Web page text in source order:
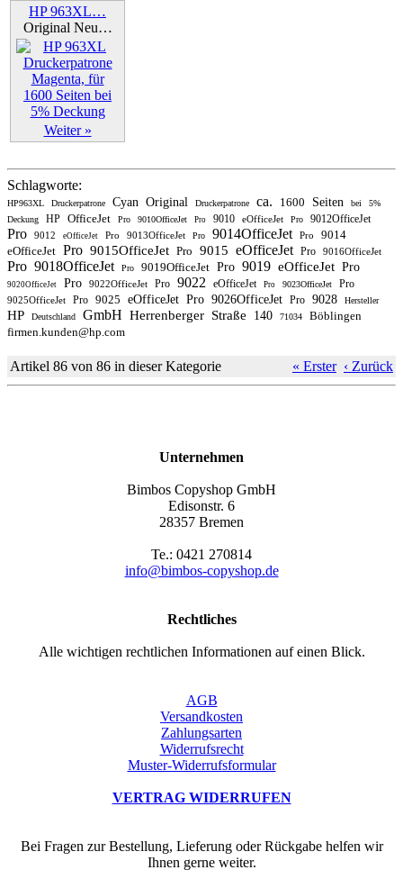
HP 963XL…
Original Neu…
Weiter »
Schlagworte:
HP963XL Druckerpatrone Cyan Original Druckerpatrone ca. 1600 Seiten bei
5%
Deckung
HP OfficeJet Pro 9010OfficeJet Pro 9010 eOfficeJet Pro 9012OfficeJet
Pro 9012 eOfficeJet Pro 9013OfficeJet Pro 9014OfficeJet Pro
9014
eOfficeJet Pro 9015OfficeJet Pro 9015 eOfficeJet Pro 9016OfficeJet
Pro 9018OfficeJet Pro 9019OfficeJet Pro 9019 eOfficeJet Pro
9020OfficeJet Pro 9022OfficeJet Pro 9022 eOfficeJet Pro 9023OfficeJet Pro
9025OfficeJet Pro 9025 eOfficeJet Pro 9026OfficeJet Pro 9028 Hersteller
HP Deutschland GmbH Herrenberger Straße 140 71034
Böblingen
firmen.kunden@hp.com
Artikel 86 von 86 in dieser Kategorie « Erster ‹ Zurück
Unternehmen
Bimbos Copyshop GmbH
Edisonstr. 6
28357 Bremen
Te.: 0421 270814
info@bimbos-copyshop.de
Rechtliches
Alle wichtigen rechtlichen Informationen auf einen Blick.
AGB
Versandkosten
Zahlungsarten
Widerrufsrecht
Muster-Widerrufsformular
VERTRAG WIDERRUFEN
Bei Fragen zur Bestellung, Lieferung oder Rückgabe helfen wir
Ihnen gerne weiter.